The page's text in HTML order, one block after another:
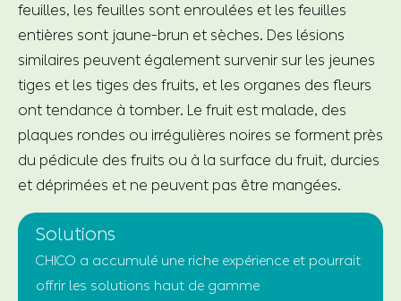
feuilles, les feuilles sont enroulées et les feuilles
entières sont jaune-brun et sèches. Des lésions
similaires peuvent également survenir sur les jeunes
tiges et les tiges des fruits, et les organes des fleurs
ont tendance à tomber. Le fruit est malade, des
plaques rondes ou irrégulières noires se forment près
du pédicule des fruits ou à la surface du fruit, durcies
et déprimées et ne peuvent pas être mangées.
Solutions
CHICO a accumulé une riche expérience et pourrait
offrir les solutions haut de gamme